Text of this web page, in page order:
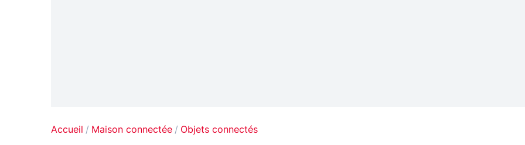
Accueil Maison connectée Objets connectés